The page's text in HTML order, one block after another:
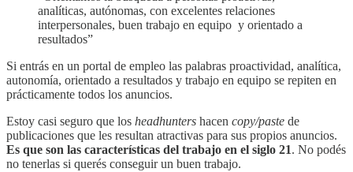
analíticas, autónomas, con excelentes relaciones
interpersonales, buen trabajo en equipo y orientado a
resultados”
Si entrás en un portal de empleo las palabras proactividad, analítica,
autonomía, orientado a resultados y trabajo en equipo se repiten en
prácticamente todos los anuncios.
Estoy casi seguro que los headhunters hacen copy/paste de
publicaciones que les resultan atractivas para sus propios anuncios.
Es que son las características del trabajo en el siglo 21. No podés
no tenerlas si querés conseguir un buen trabajo.